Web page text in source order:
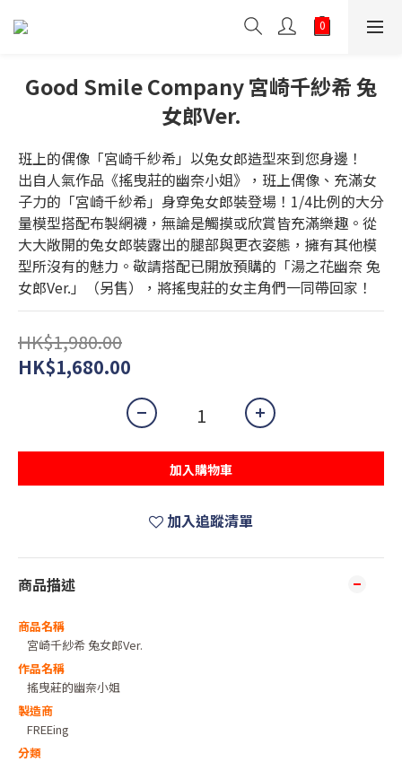
Good Smile Company 宮崎千紗希 兔
女郎Ver.
班上的偶像「宮崎千紗希」以兔女郎造型來到您身邊！
出自人氣作品《搖曳莊的幽奈小姐》，班上偶像、充滿女
子力的「宮崎千紗希」身穿兔女郎裝登場！1/4比例的大分
量模型搭配布製網襪，無論是觸摸或欣賞皆充滿樂趣。從
大大敞開的兔女郎裝露出的腿部與更衣姿態，擁有其他模
型所沒有的魅力。敬請搭配已開放預購的「湯之花幽奈 兔
女郎Ver.」（另售），將搖曳莊的女主角們一同帶回家！
HK$1,980.00
HK$1,680.00
加入購物車
加入追蹤清單
商品描述
商品名稱
宮崎千紗希 兔女郎Ver.
作品名稱
搖曳莊的幽奈小姐
製造商
FREEing
分類